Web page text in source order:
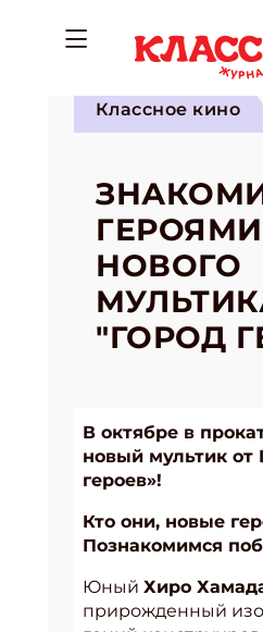
Классное кино
ГЕРОЯМИ
НОВОГО
"ГОРОД
В октябре в
новый мультик от
героев»!
Кто они, новые
Познакомимся
Юный Хиро
прирожденный